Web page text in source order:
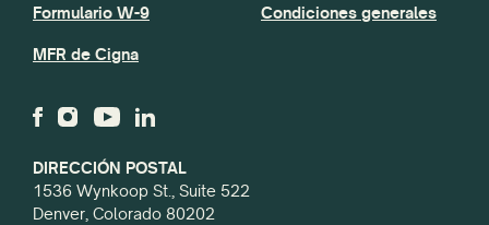
DIRECCIÓN POSTAL
1536 Wynkoop St., Suite 522
Denver, Colorado 80202
Formulario W-9
MFR de Cigna
Condiciones generales